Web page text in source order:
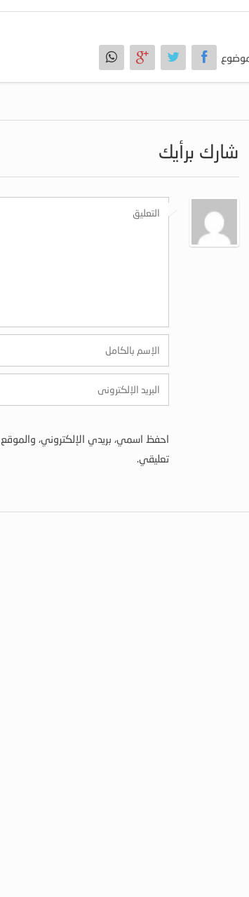
شارك برأيك
احفظ اسمي، بريدي الإلكتروني،
تعليقي.